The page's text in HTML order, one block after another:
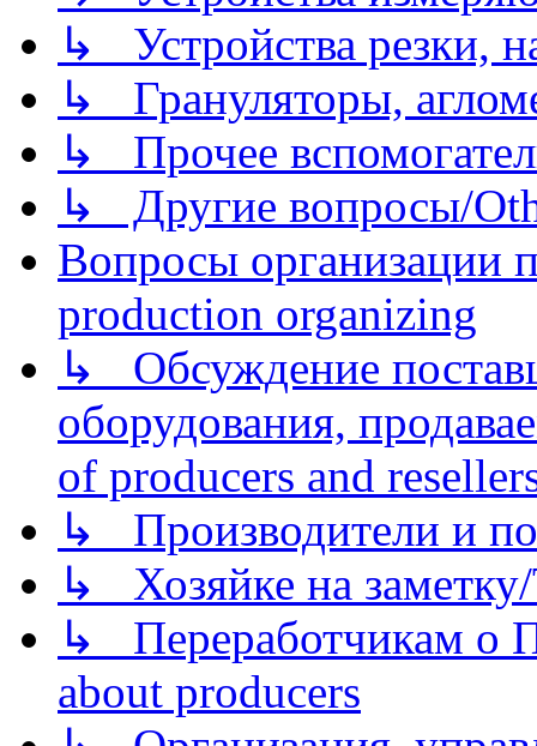
↳ Устройства резки,
↳ Грануляторы,
↳ Прочее
↳ Другие вопросы/
Вопросы организации
production organizing
↳ Обсуждение
оборудования,
of producers and
↳ Производители и
↳ Хозяйке на
↳ Переработчикам о
about producers